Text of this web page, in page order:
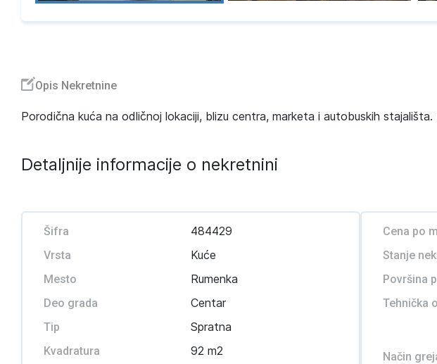
Opis Nekretnine
Porodična kuća na odličnoj lokaciji, blizu centra, marketa i autobuskih stajališta.
Detaljnije informacije o nekretnini
Šifra 484429
Vrsta Kuće
Mesto Rumenka
Deo grada Centar
Tip Spratna
Kvadratura 92 m2
Cena po
Stanje
Površina
Tehnička
Način